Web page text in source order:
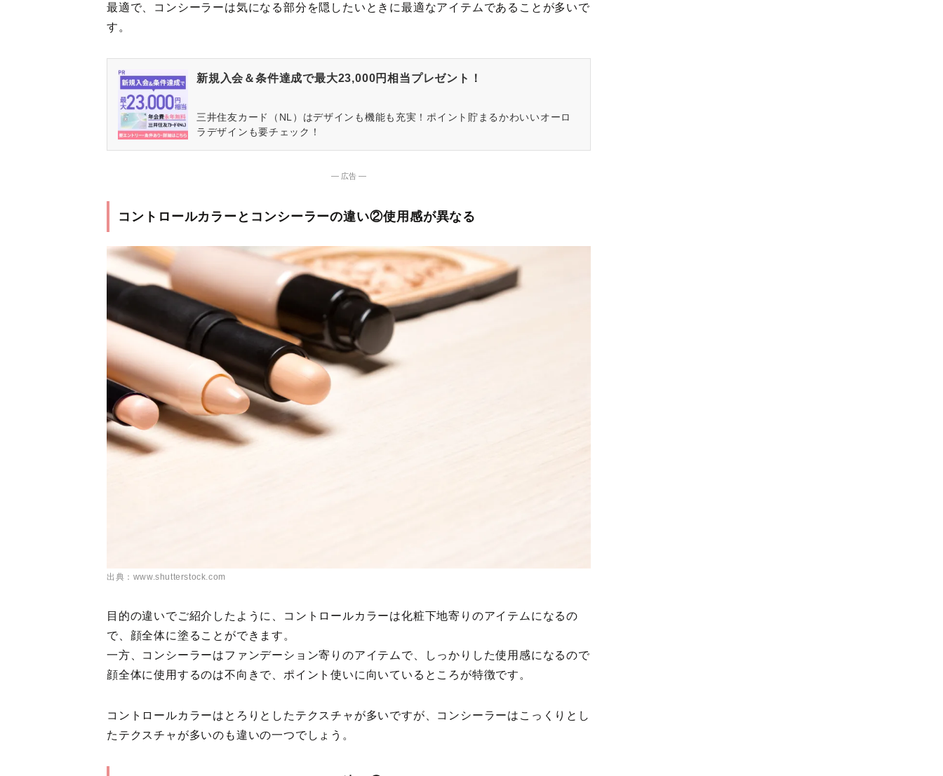
最適で、コンシーラーは気になる部分を隠したいときに最適なアイテムであることが多いで
す。
新規入会＆条件達成で最大23,000円相当プレゼント！
三井住友カード（NL）はデザインも機能も充実！ポイント貯まるかわいいオーロ
ラデザインも要チェック！
― 広告 ―
コントロールカラーとコンシーラーの違い②使用感が異なる
出典：www.shutterstock.com
目的の違いでご紹介したように、コントロールカラーは化粧下地寄りのアイテムになるの
で、顔全体に塗ることができます。
一方、コンシーラーはファンデーション寄りのアイテムで、しっかりした使用感になるので
顔全体に使用するのは不向きで、ポイント使いに向いているところが特徴です。
コントロールカラーはとろりとしたテクスチャが多いですが、コンシーラーはこっくりとし
たテクスチャが多いのも違いの一つでしょう。